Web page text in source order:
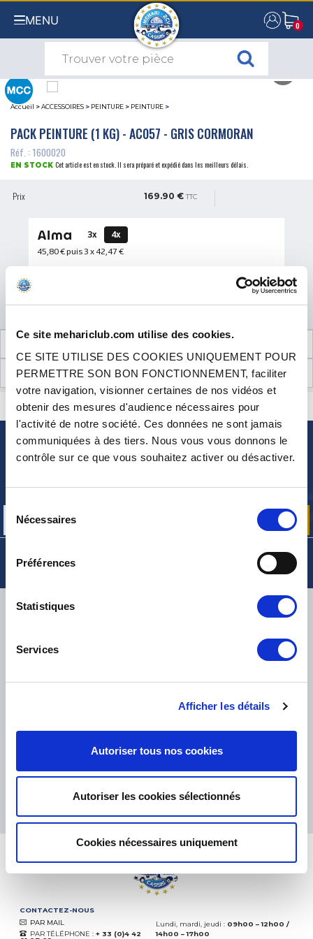
Ce site mehariclub.com utilise des cookies.
CE SITE UTILISE DES COOKIES UNIQUEMENT POUR
PERMETTRE SON BON FONCTIONNEMENT, faciliter
votre navigation, visionner certaines de nos vidéos et
obtenir des mesures d'audience nécessaires pour
l'activité de notre société. Ces données ne sont jamais
communiquées à des tiers. Nous vous vous donnons le
contrôle sur ce que vous souhaitez activer ou désactiver.
Sélection
consentement
Nécessaires
Préférences
Statistiques
Services
Afficher les détails
Autoriser tous nos cookies
Autoriser les cookies sélectionnés
Cookies nécessaires uniquement
MENU 0
0
Accueil >ACCESSOIRES > PEINTURE > PEINTURE >
PACK PEINTURE (1 KG) - AC057 - GRIS CORMORAN
Réf. : 1600020
EN STOCK Cet article est en stock. Il sera préparé et expédié dans les meilleurs délais.
Prix 169.90 € TTC
3x
4x
45,80 €puis 3 x42,47 €
AJOUTER AU PANIER
AVIS CLIENTS (0)
UNE QUESTION ? BESOIN D 'AIDE ? CONTACTEZ-NOUS
NEWSLETTER
nos offres promos et actualités produits
PETITS COLIS :COLISSIMO, TNT RELAIS, DPD-GROS COLIS :TNT, GÉODIS, FRANCE EXPRESS, DPD
Excellent:4.5/5
(depuis 2018)
CONTACTEZ-NOUS
PAR MAIL
PAR TÉLÉPHONE : + 33 (0)4 42
Lundi, mardi, jeudi : 09h00 – 12h00 /
14h00 – 17h00